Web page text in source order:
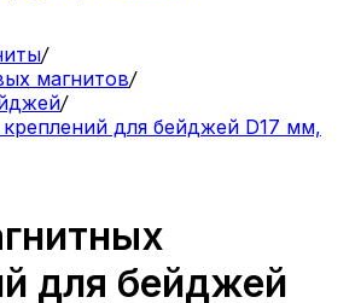
/
магнитов/
/
для бейджей D17 мм,
для бейджей